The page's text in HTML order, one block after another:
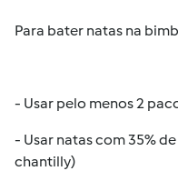
Para bater natas na
- Usar pelo menos 2
- Usar natas com 35%
chantilly)